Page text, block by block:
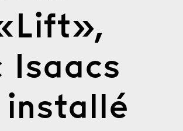
Isaacs
installé